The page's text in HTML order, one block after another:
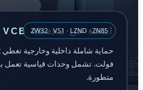
لمحة عن محفظة VCB
فولت. تشمل وحدات قياسية تعمل
متطورة.
ZW32 · VS1 · LZND · ZN85